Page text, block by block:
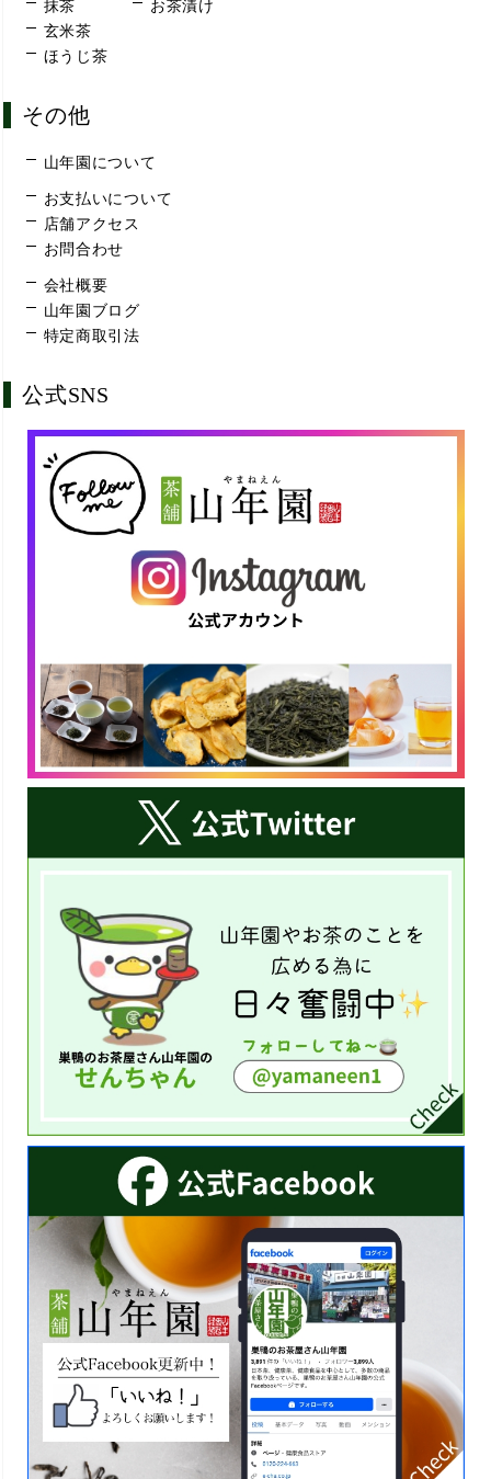
抹茶
玄米茶
ほうじ茶
お茶漬け
その他
山年園について
お支払いについて
店舗アクセス
お問合わせ
会社概要
山年園ブログ
特定商取引法
公式SNS